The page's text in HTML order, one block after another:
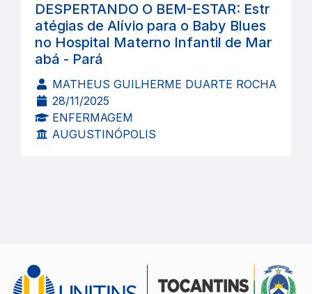
DESPERTANDO O BEM-ESTAR: Estr
atégias de Alívio para o Baby Blues
no Hospital Materno Infantil de Mar
abá - Pará
MATHEUS GUILHERME DUARTE ROCHA
28/11/2025
ENFERMAGEM
AUGUSTINÓPOLIS